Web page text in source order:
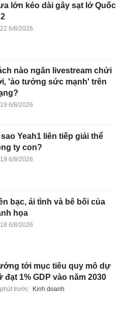
lớn kéo dài gây sạt lở Quốc
6/8/2026
nào ngăn livestream chửi
'ảo tưởng sức mạnh' trên
6/8/2026
Yeah1 liên tiếp giải thể
ty con?
6/8/2026
bạc, ái tình và bê bối của
họa
6/8/2026
tới mục tiêu quy mô dự
đạt 1% GDP vào năm 2030
trước Kinh doanh